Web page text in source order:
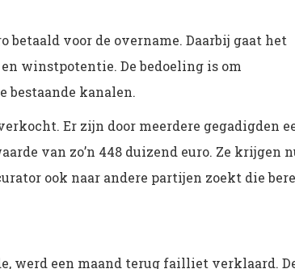
betaald voor de overname. Daarbij gaat het
winstpotentie. De bedoeling is om
bestaande kanalen.
Er zijn door meerdere gegadigden
van zo’n 448 duizend euro. Ze krijgen
ook naar andere partijen zoekt die
werd een maand terug failliet verklaard.